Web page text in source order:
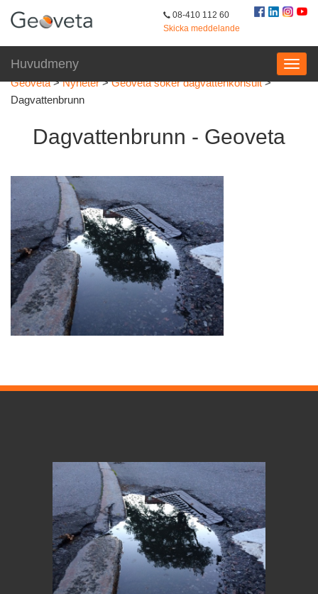
08-410 112 60
Skicka meddelande
Huvudmeny
Geoveta>Nyheter>Geoveta söker dagvattenkonsult>
Dagvattenbrunn
Dagvattenbrunn - Geoveta